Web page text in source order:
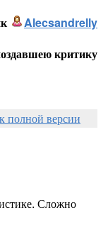
Alecsandrelly
критику
к полной версии
Сложно